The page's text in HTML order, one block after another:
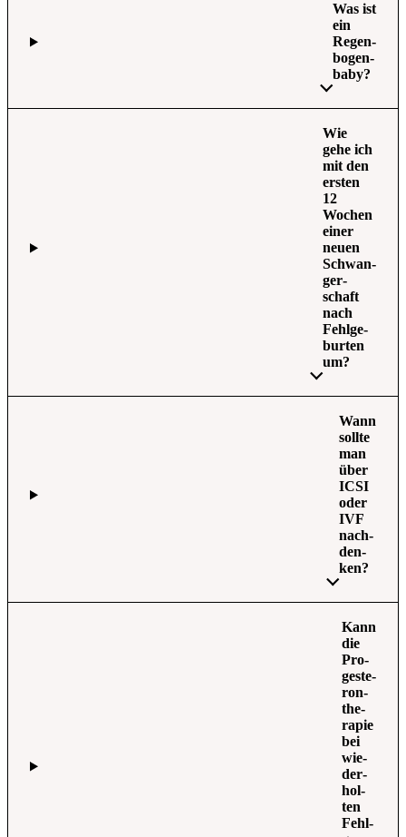
Was ist
ein
Regen­
bo­gen­
ba­by?
Wie
gehe ich
mit den
ers­ten
12
Wochen
einer
neu­en
Schwan­
ger­
schaft
nach
Fehl­ge­
bur­ten
um?
Wann
soll­te
man
über
ICSI
oder
IVF
nach­
den­
ken?
Kann
die
Pro­
ges­te­
ron­
the­
ra­pie
bei
wie­
der­
hol­
ten
Fehl­